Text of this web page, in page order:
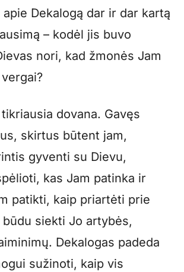
Dekalogą dar ir dar kartą
– kodėl jis buvo
nori, kad žmonės Jam
dovana. Gavęs
skirtus būtent jam,
gyventi su Dievu,
kas Jam patinka ir
patikti, kaip priartėti prie
siekti Jo artybės,
Dekalogas padeda
sužinoti, kaip vis